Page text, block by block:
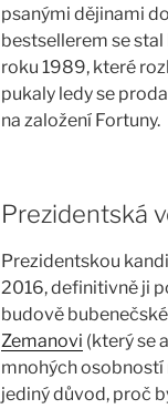
psanými dějinami
bestsellerem se
roku 1989, které
pukaly ledy se
na založení Fortuny.
Prezidentská
Prezidentskou
2016, definitivně ji
budově
Zemanovi (který se
mnohých osobností
jediný důvod, proč